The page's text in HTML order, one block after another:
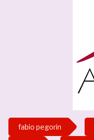
fabio pegorin